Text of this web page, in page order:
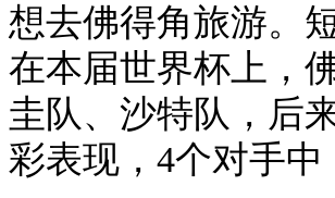
想去佛得角旅游。
在本届世界杯上，
圭队、沙特队，后
彩表现，4个对手